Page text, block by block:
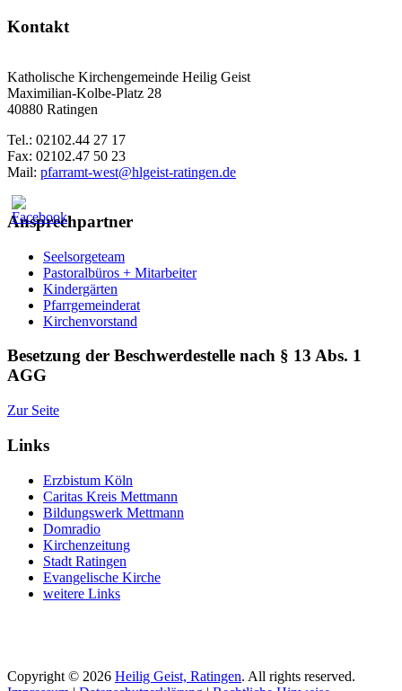
Kontakt
Katholische Kirchengemeinde Heilig Geist
Maximilian-Kolbe-Platz 28
40880 Ratingen
Tel.: 02102.44 27 17
Fax: 02102.47 50 23
Mail: pfarramt-west@hlgeist-ratingen.de
Ansprechpartner
Seelsorgeteam
Pastoralbüros + Mitarbeiter
Kindergärten
Pfarrgemeinderat
Kirchenvorstand
Besetzung der Beschwerdestelle nach § 13 Abs. 1
AGG
Zur Seite
Links
Erzbistum Köln
Caritas Kreis Mettmann
Bildungswerk Mettmann
Domradio
Kirchenzeitung
Stadt Ratingen
Evangelische Kirche
weitere Links
Copyright © 2026 Heilig Geist, Ratingen. All rights reserved.